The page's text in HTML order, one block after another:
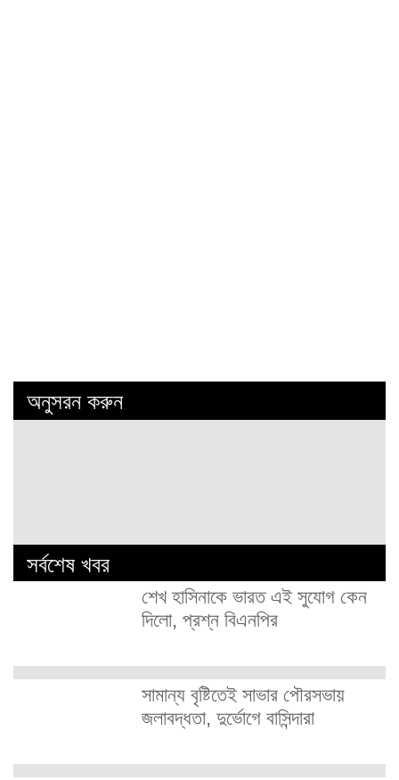
অনুসরন করুন
সর্বশেষ খবর
শেখ হাসিনাকে ভারত এই সুযোগ কেন
দিলো, প্রশ্ন বিএনপির
সামান্য বৃষ্টিতেই সাভার পৌরসভায়
জলাবদ্ধতা, দুর্ভোগে বাসিন্দারা